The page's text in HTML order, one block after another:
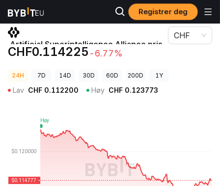
Registrer deg
Kryptopriser Artificial Superintelligence Alliance pris FET
Artificial Superintelligence Alliance pris
FET
CHF0.114225 -6.77%
CHF
24H 7D 14D 30D 60D 200D 1Y
Lav CHF 0.112200 Høy CHF 0.123773